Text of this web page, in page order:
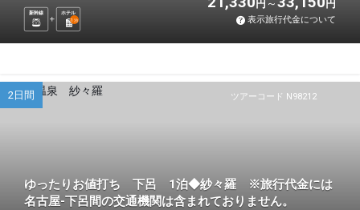
新幹線
ホテル
1 泊
円 円
表示旅行代金について
ツアーコード N98212
2日間
ゆったりお値打ち 下呂 1泊◆紗々羅 ※旅行代金には
名古屋-下呂間の交通機関は含まれておりません。